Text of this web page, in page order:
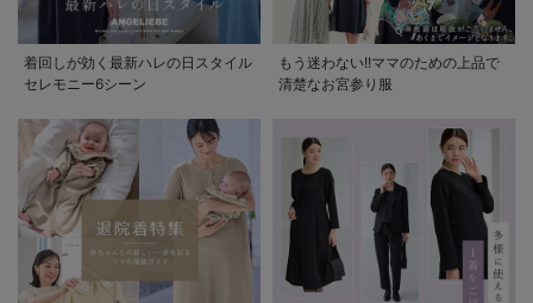
着回しが効く最新ハレの日スタイル
セレモニー6シーン
もう迷わない!!ママのための上品で
清楚なお宮参り服